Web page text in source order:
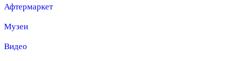
Афтермаркет
Музеи
Видео